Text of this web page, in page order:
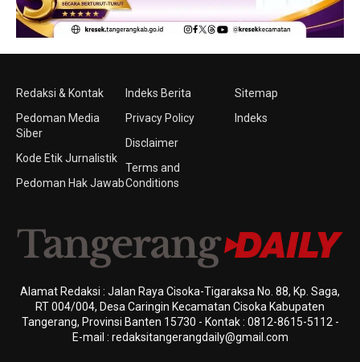
Redaksi & Kontak
Pedoman Media
Siber
Kode Etik Jurnalistik
Pedoman Hak Jawab
Indeks Berita
Privacy Policy
Disclaimer
Terms and
Conditions
Sitemap
Indeks
Alamat Redaksi : Jalan Raya Cisoka-Tigaraksa No. 88, Kp. Saga,
RT 004/004, Desa Caringin Kecamatan Cisoka Kabupaten
Tangerang, Provinsi Banten 15730 - Kontak : 0812-8615-5112 -
E-mail : redaksitangerangdaily@gmail.com